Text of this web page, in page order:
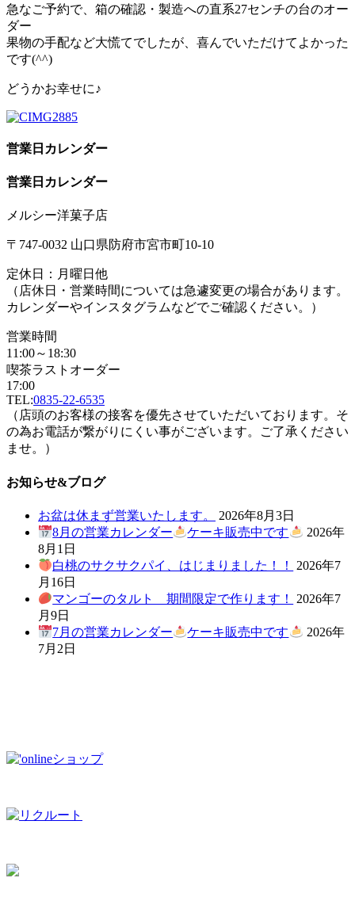
急なご予約で、箱の確認・製造への直系27センチの台のオー
ダー
果物の手配など大慌てでしたが、喜んでいただけてよかった
です(^^)
どうかお幸せに♪
営業日カレンダー
営業日カレンダー
メルシー洋菓子店
〒747-0032 山口県防府市宮市町10-10
定休日：月曜日他
（店休日・営業時間については急遽変更の場合があります。
カレンダーやインスタグラムなどでご確認ください。）
営業時間
11:00～18:30
喫茶ラストオーダー
17:00
TEL:0835-22-6535
（店頭のお客様の接客を優先させていただいております。そ
の為お電話が繋がりにくい事がございます。ご了承ください
ませ。）
お知らせ&ブログ
お盆は休まず営業いたします。
2026年8月3日
8月の営業カレンダー
ケーキ販売中です
2026年
8月1日
白桃のサクサクパイ、はじまりました！！
2026年7
月16日
マンゴーのタルト 期間限定で作ります！
2026年7
月9日
7月の営業カレンダー
ケーキ販売中です
2026年
7月2日